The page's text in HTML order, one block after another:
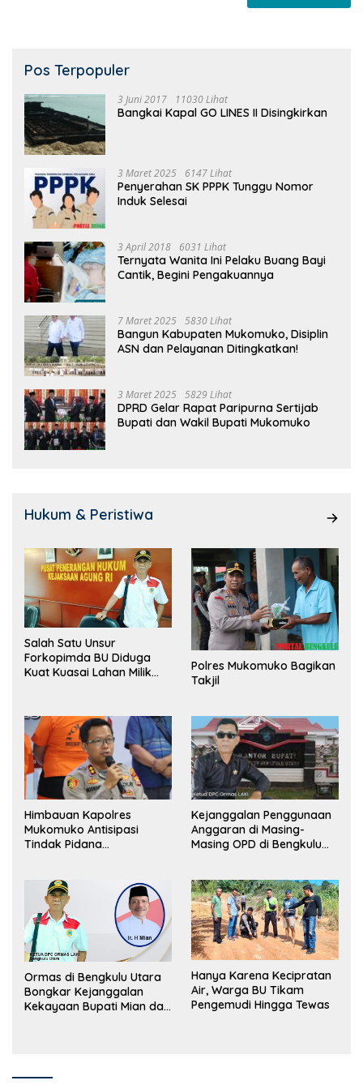
Pos Terpopuler
3 Juni 2017 11030 Lihat
Bangkai Kapal GO LINES II Disingkirkan
3 Maret 2025 6147 Lihat
Penyerahan SK PPPK Tunggu Nomor
Induk Selesai
3 April 2018 6031 Lihat
Ternyata Wanita Ini Pelaku Buang Bayi
Cantik, Begini Pengakuannya
7 Maret 2025 5830 Lihat
Bangun Kabupaten Mukomuko, Disiplin
ASN dan Pelayanan Ditingkatkan!
3 Maret 2025 5829 Lihat
DPRD Gelar Rapat Paripurna Sertijab
Bupati dan Wakil Bupati Mukomuko
Hukum & Peristiwa
Salah Satu Unsur
Forkopimda BU Diduga
Kuat Kuasai Lahan Milik
Polres Mukomuko Bagikan
Takjil
Himbauan Kapolres
Mukomuko Antisipasi
Tindak Pidana
Kejanggalan Penggunaan
Anggaran di Masing-
Masing OPD di Bengkulu
Ormas di Bengkulu Utara
Bongkar Kejanggalan
Kekayaan Bupati Mian dan
Hanya Karena Kecipratan
Air, Warga BU Tikam
Pengemudi Hingga Tewas